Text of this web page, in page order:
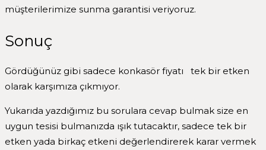
müşterilerimize sunma garantisi veriyoruz.
Sonuç
Gördüğünüz gibi sadece konkasör fiyatı tek bir etken
olarak karşımıza çıkmıyor.
Yukarıda yazdığımız bu sorulara cevap bulmak size en
uygun tesisi bulmanızda ışık tutacaktır, sadece tek bir
etken yada birkaç etkeni değerlendirerek karar vermek